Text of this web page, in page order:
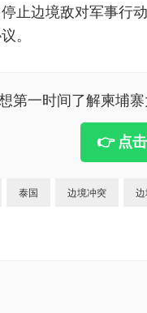
止边境敌对军事行
。
第一时间了解柬埔
👉 点
泰国 边境冲突